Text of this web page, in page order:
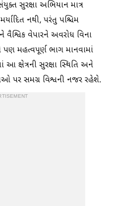
સુરક્ષા અભિયાન માત્ર
નથી, પરંતુ પશ્ચિમ
વેપારને અવરોધ વિના
પણ મહત્વપૂર્ણ ભાગ માનવામાં
ક્ષેત્રની સુરક્ષા સ્થિતિ અને
પર સમગ્ર વિશ્વની નજર રહેશે.